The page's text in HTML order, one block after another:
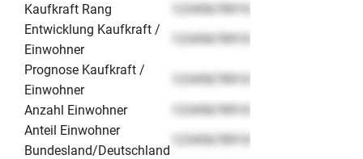
Kaufkraft Rang
12345678910
Entwicklung Kaufkraft /
Einwohner
12345678910
Prognose Kaufkraft /
Einwohner
12345678910
Anzahl Einwohner
12345678910
Anteil Einwohner
Bundesland/Deutschland
12345678910